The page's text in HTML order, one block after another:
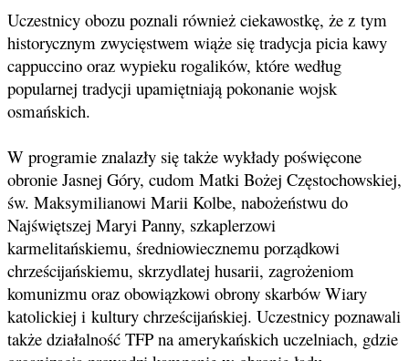
Uczestnicy obozu poznali również ciekawostkę, że z tym
historycznym zwycięstwem wiąże się tradycja picia kawy
cappuccino oraz wypieku rogalików, które według
popularnej tradycji upamiętniają pokonanie wojsk
osmańskich.
W programie znalazły się także wykłady poświęcone
obronie Jasnej Góry, cudom Matki Bożej Częstochowskiej,
św. Maksymilianowi Marii Kolbe, nabożeństwu do
Najświętszej Maryi Panny, szkaplerzowi
karmelitańskiemu, średniowiecznemu porządkowi
chrześcijańskiemu, skrzydlatej husarii, zagrożeniom
komunizmu oraz obowiązkowi obrony skarbów Wiary
katolickiej i kultury chrześcijańskiej. Uczestnicy poznawali
także działalność TFP na amerykańskich uczelniach, gdzie